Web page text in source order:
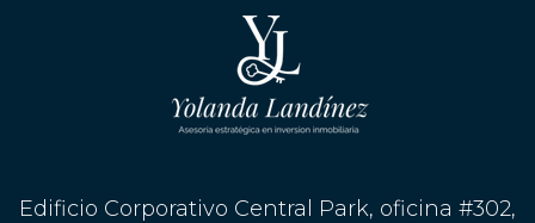
¿Es seguro invertir en propiedades turísticas
Sí, invertir en propiedades turísticas en Punta Cana es
considerado seguro debido al crecimiento constante del
Edificio Corporativo Central Park, oficina #302,